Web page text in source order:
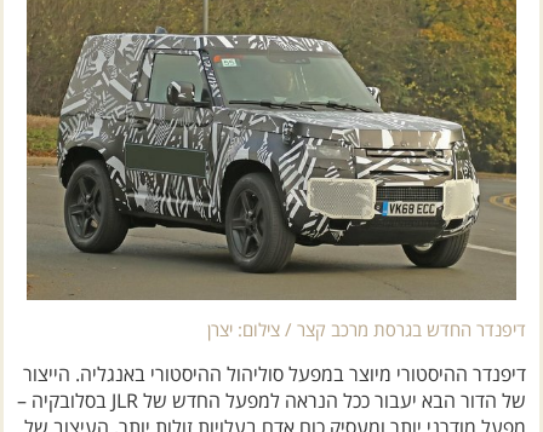
דיפנדר החדש בגרסת מרכב קצר / צילום: יצרן
דיפנדר ההיסטורי מיוצר במפעל סוליהול ההיסטורי באנגליה. הייצור
של הדור הבא יעבור ככל הנראה למפעל החדש של JLR בסלובקיה –